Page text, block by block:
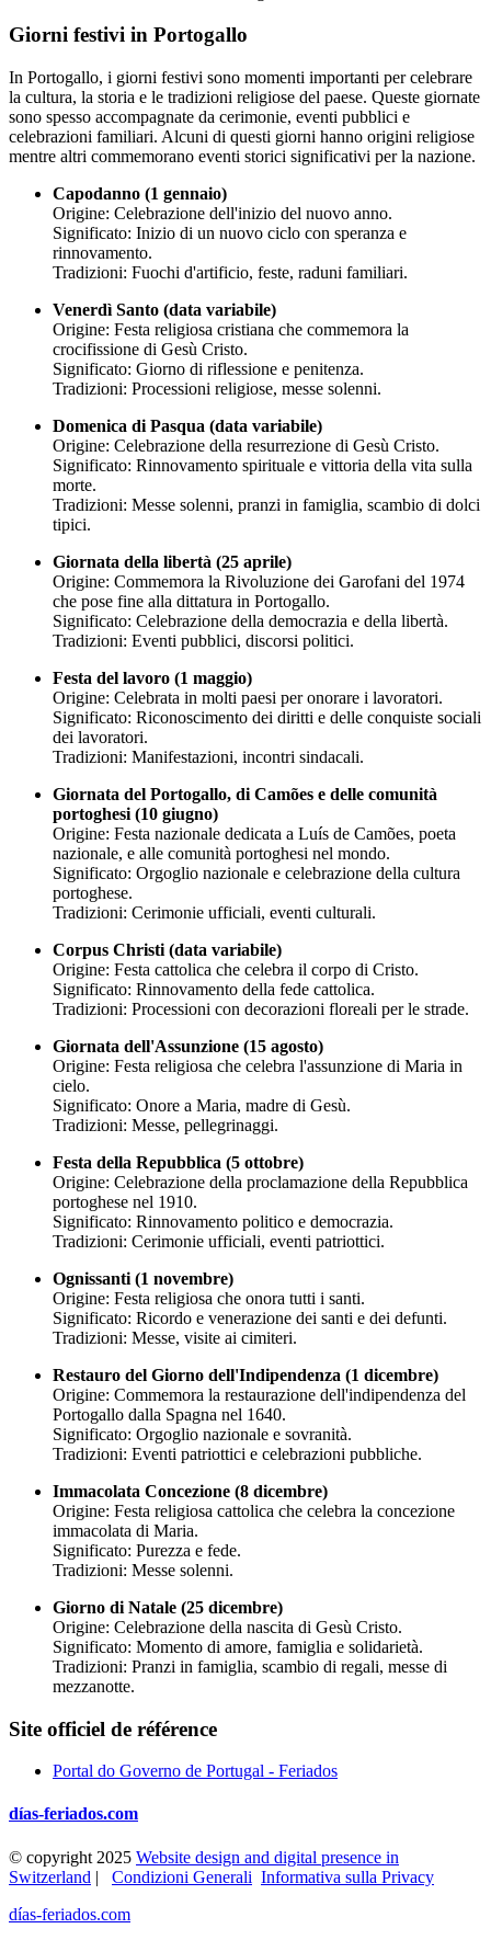
Giorni festivi in Portogallo
In Portogallo, i giorni festivi sono momenti importanti per celebrare
la cultura, la storia e le tradizioni religiose del paese. Queste giornate
sono spesso accompagnate da cerimonie, eventi pubblici e
celebrazioni familiari. Alcuni di questi giorni hanno origini religiose
mentre altri commemorano eventi storici significativi per la nazione.
Capodanno (1 gennaio)
Origine: Celebrazione dell'inizio del nuovo anno.
Significato: Inizio di un nuovo ciclo con speranza e
rinnovamento.
Tradizioni: Fuochi d'artificio, feste, raduni familiari.
Venerdì Santo (data variabile)
Origine: Festa religiosa cristiana che commemora la
crocifissione di Gesù Cristo.
Significato: Giorno di riflessione e penitenza.
Tradizioni: Processioni religiose, messe solenni.
Domenica di Pasqua (data variabile)
Origine: Celebrazione della resurrezione di Gesù Cristo.
Significato: Rinnovamento spirituale e vittoria della vita sulla
morte.
Tradizioni: Messe solenni, pranzi in famiglia, scambio di dolci
tipici.
Giornata della libertà (25 aprile)
Origine: Commemora la Rivoluzione dei Garofani del 1974
che pose fine alla dittatura in Portogallo.
Significato: Celebrazione della democrazia e della libertà.
Tradizioni: Eventi pubblici, discorsi politici.
Festa del lavoro (1 maggio)
Origine: Celebrata in molti paesi per onorare i lavoratori.
Significato: Riconoscimento dei diritti e delle conquiste sociali
dei lavoratori.
Tradizioni: Manifestazioni, incontri sindacali.
Giornata del Portogallo, di Camões e delle comunità
portoghesi (10 giugno)
Origine: Festa nazionale dedicata a Luís de Camões, poeta
nazionale, e alle comunità portoghesi nel mondo.
Significato: Orgoglio nazionale e celebrazione della cultura
portoghese.
Tradizioni: Cerimonie ufficiali, eventi culturali.
Corpus Christi (data variabile)
Origine: Festa cattolica che celebra il corpo di Cristo.
Significato: Rinnovamento della fede cattolica.
Tradizioni: Processioni con decorazioni floreali per le strade.
Giornata dell'Assunzione (15 agosto)
Origine: Festa religiosa che celebra l'assunzione di Maria in
cielo.
Significato: Onore a Maria, madre di Gesù.
Tradizioni: Messe, pellegrinaggi.
Festa della Repubblica (5 ottobre)
Origine: Celebrazione della proclamazione della Repubblica
portoghese nel 1910.
Significato: Rinnovamento politico e democrazia.
Tradizioni: Cerimonie ufficiali, eventi patriottici.
Ognissanti (1 novembre)
Origine: Festa religiosa che onora tutti i santi.
Significato: Ricordo e venerazione dei santi e dei defunti.
Tradizioni: Messe, visite ai cimiteri.
Restauro del Giorno dell'Indipendenza (1 dicembre)
Origine: Commemora la restaurazione dell'indipendenza del
Portogallo dalla Spagna nel 1640.
Significato: Orgoglio nazionale e sovranità.
Tradizioni: Eventi patriottici e celebrazioni pubbliche.
Immacolata Concezione (8 dicembre)
Origine: Festa religiosa cattolica che celebra la concezione
immacolata di Maria.
Significato: Purezza e fede.
Tradizioni: Messe solenni.
Giorno di Natale (25 dicembre)
Origine: Celebrazione della nascita di Gesù Cristo.
Significato: Momento di amore, famiglia e solidarietà.
Tradizioni: Pranzi in famiglia, scambio di regali, messe di
mezzanotte.
Site officiel de référence
Portal do Governo de Portugal - Feriados
días-feriados.com
© copyright 2025 Website design and digital presence in
Switzerland | Condizioni Generali Informativa sulla Privacy
días-feriados.com